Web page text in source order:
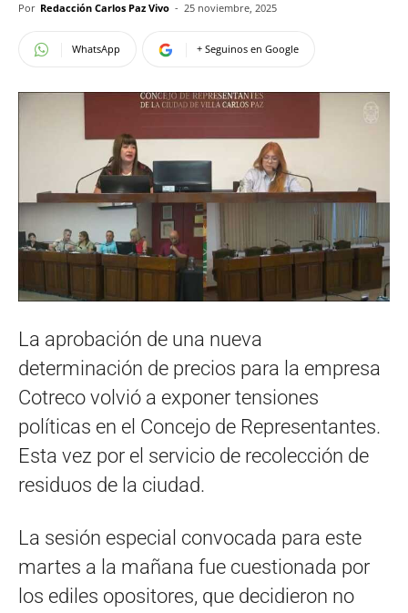
Por Redacción Carlos Paz Vivo - 25 noviembre, 2025
WhatsApp + Seguinos en Google
La aprobación de una nueva
determinación de precios para la empresa
Cotreco volvió a exponer tensiones
políticas en el Concejo de Representantes.
Esta vez por el servicio de recolección de
residuos de la ciudad.
La sesión especial convocada para este
martes a la mañana fue cuestionada por
los ediles opositores, que decidieron no